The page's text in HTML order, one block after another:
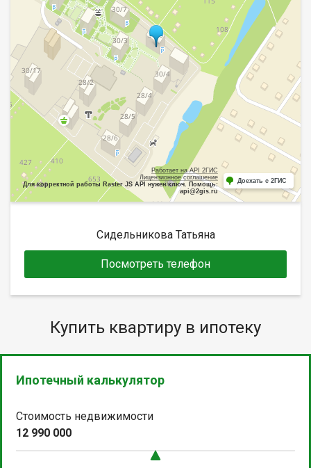
Работает на API 2ГИС
Лицензионное соглашение
Для корректной работы Raster JS API нужен ключ. Помощь:
api@2gis.ru
Доехать с 2ГИС
Сидельникова Татьяна
Посмотреть телефон
Купить квартиру в ипотеку
Ипотечный калькулятор
Стоимость недвижимости
12 990 000